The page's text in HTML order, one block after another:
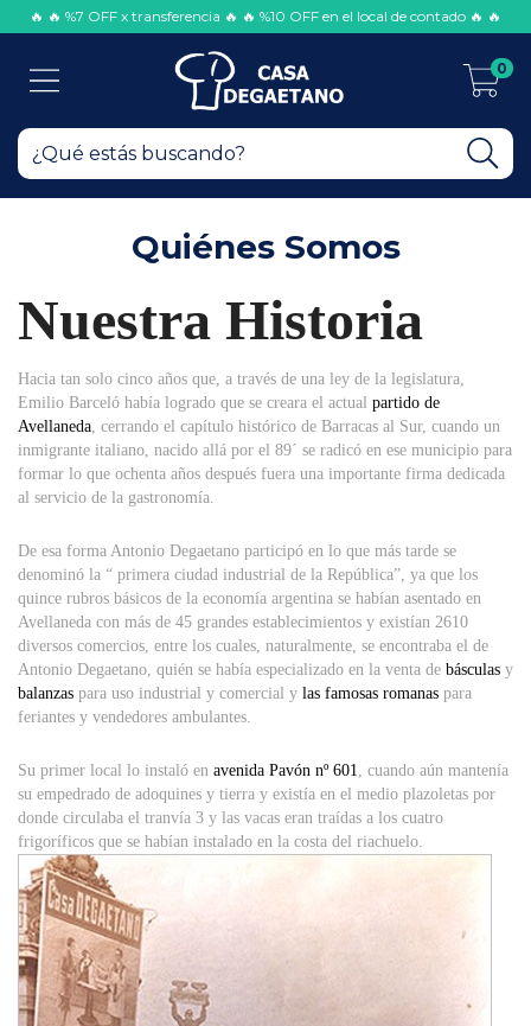
🔥 🔥 %7 OFF x transferencia 🔥 🔥 %10 OFF en el local de contado 🔥 🔥
0
Quiénes Somos
Nuestra Historia
Hacia tan solo cinco años que, a través de una ley de la legislatura,
Emilio Barceló había logrado que se creara el actual partido de
Avellaneda, cerrando el capítulo histórico de Barracas al Sur, cuando un
inmigrante italiano, nacido allá por el 89´ se radicó en ese municipio para
formar lo que ochenta años después fuera una importante firma dedicada
al servicio de la gastronomía.
De esa forma Antonio Degaetano participó en lo que más tarde se
denominó la “ primera ciudad industrial de la República”, ya que los
quince rubros básicos de la economía argentina se habían asentado en
Avellaneda con más de 45 grandes establecimientos y existían 2610
diversos comercios, entre los cuales, naturalmente, se encontraba el de
Antonio Degaetano, quién se había especializado en la venta de básculas y
balanzas para uso industrial y comercial y las famosas romanas para
feriantes y vendedores ambulantes.
Su primer local lo instaló en avenida Pavón nº 601, cuando aún mantenía
su empedrado de adoquines y tierra y existía en el medio plazoletas por
donde circulaba el tranvía 3 y las vacas eran traídas a los cuatro
frigoríficos que se habían instalado en la costa del riachuelo.